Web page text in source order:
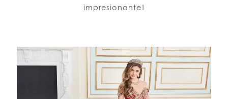
impresionante!